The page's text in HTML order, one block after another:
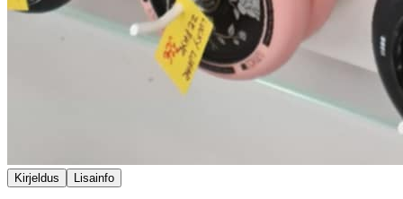
Kirjeldus Lisainfo